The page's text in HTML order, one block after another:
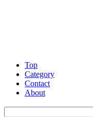
Top
Category
Contact
About